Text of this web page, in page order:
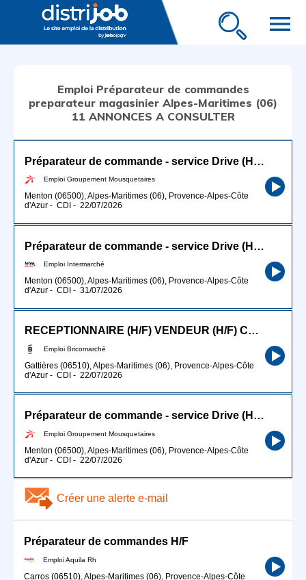
menu
Emploi Préparateur de commandes
preparateur magasinier Alpes-Maritimes (06)
11 ANNONCES A CONSULTER
Préparateur de commande - service Drive (H/F)
Emploi Groupement Mousquetaires
Menton (06500), Alpes-Maritimes (06), Provence-Alpes-Côte
d'Azur - CDI - 22/07/2026
Préparateur de commande - service Drive (H/F)
Emploi Intermarché
Menton (06500), Alpes-Maritimes (06), Provence-Alpes-Côte
d'Azur - CDI - 31/07/2026
RECEPTIONNAIRE (H/F) VENDEUR (H/F) CARISTE
Emploi Bricomarché
Gattières (06510), Alpes-Maritimes (06), Provence-Alpes-Côte
d'Azur - CDI - 22/07/2026
Préparateur de commande - service Drive (H/F)
Emploi Groupement Mousquetaires
Menton (06500), Alpes-Maritimes (06), Provence-Alpes-Côte
d'Azur - CDI - 22/07/2026
Créer une alerte e-mail
Préparateur de commandes H/F
Emploi Aquila Rh
Carros (06510), Alpes-Maritimes (06), Provence-Alpes-Côte